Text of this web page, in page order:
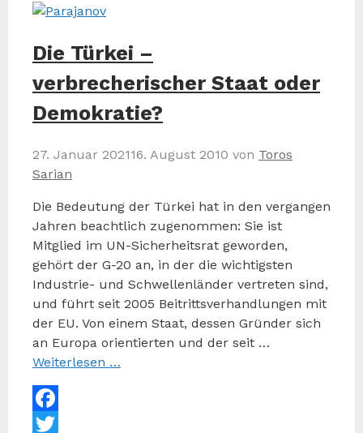
Die Türkei –
verbrecherischer Staat oder
Demokratie?
27. Januar 202116. August 2010 von Toros
Sarian
Die Bedeutung der Türkei hat in den vergangen
Jahren beachtlich zugenommen: Sie ist
Mitglied im UN-Sicherheitsrat geworden,
gehört der G-20 an, in der die wichtigsten
Industrie- und Schwellenländer vertreten sind,
und führt seit 2005 Beitrittsverhandlungen mit
der EU. Von einem Staat, dessen Gründer sich
an Europa orientierten und der seit …
Weiterlesen …
Facebook